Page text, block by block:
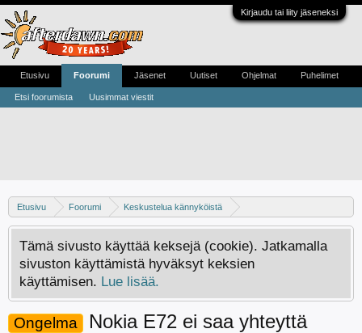
Kirjaudu tai liity jäseneksi
Etusivu Foorumi
Keskustelua kännyköistä
Yleistä keskustelua kännyköistä
Tämä sivusto käyttää keksejä (cookie). Jatkamalla
sivuston käyttämistä hyväksyt keksien
käyttämisen. Lue lisää.
Ongelma
Nokia E72 ei saa yhteyttä
Etusivu Foorumi
Etsi foorumista Uusimmat viestit
Jäsenet Uutiset Ohjelmat Puhelimet